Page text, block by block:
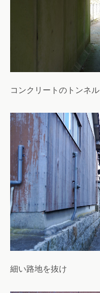
コンクリートのトンネル
細い路地を抜け